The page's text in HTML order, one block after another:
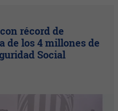
récord de
de los 4 millones de
Social